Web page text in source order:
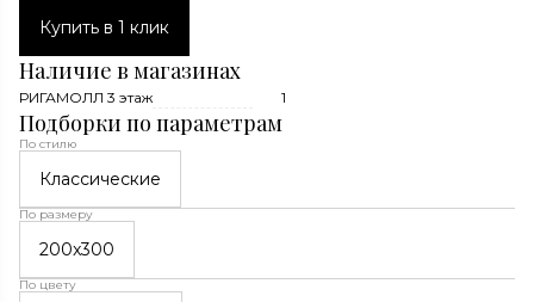
Купить в 1 клик
Наличие в магазинах
РИГАМОЛЛ 3 этаж 1
Подборки по параметрам
По стилю
Классические
По размеру
200x300
По цвету